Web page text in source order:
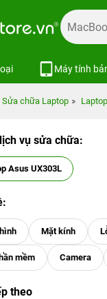
Máy tính
Sửa chữa Laptop
vụ sửa chữa:
Asus UX303L
theo